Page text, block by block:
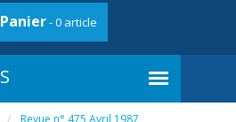
Panier- 0 article
Revue n° 475 Avril 1987